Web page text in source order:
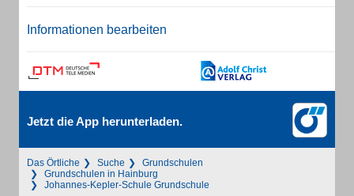
Informationen bearbeiten
Jetzt die App herunterladen.
Das Örtliche Suche
Grundschulen
Grundschulen in Hainburg
Johannes-Kepler-Schule Grundschule